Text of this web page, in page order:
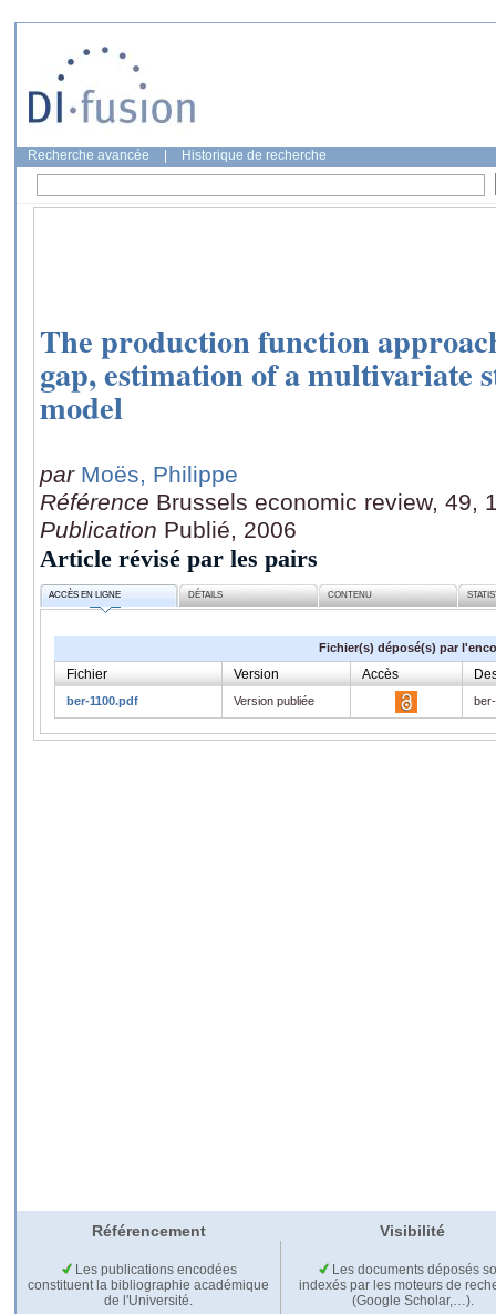
Recherche avancée Historique de recherche
The production function
gap, estimation of a multivariate
model
par Moës, Philippe
Référence Brussels economic review, 49,
Publication Publié, 2006
Article révisé par les pairs
ACCÈS EN LIGNE DÉTAILS CONTENU
Fichier(s) déposé(s) par
Fichier Version Accès
ber-1100.pdf Version publiée
Référencement Visibilité
Les publications encodées
constituent la bibliographie académique
de l'Université.
Les documents déposés
indexés par les moteurs de
(Google Scholar,…).